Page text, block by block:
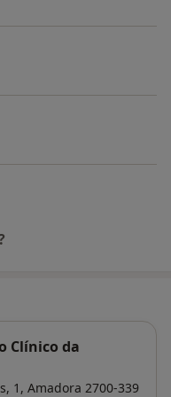
Clínico da
1, Amadora 2700-339